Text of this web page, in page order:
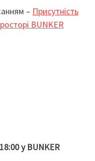
– Присутність
BUNKER
у BUNKER